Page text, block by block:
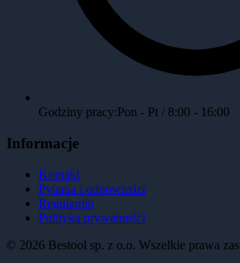
Godziny pracy:Pon - Pt / 8:00 - 16:00
Informacje
Kontakt
Pytania i odpowiedzi
Regulamin
Polityka prywatności
© 2026 Bestool sp. z o.o. Wszelkie prawa